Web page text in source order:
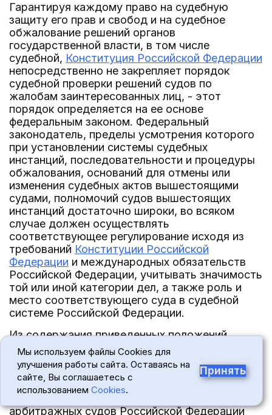
Гарантируя каждому право на судебную
защиту его прав и свобод и на судебное
обжалование решений органов
государственной власти, в том числе
судебной, Конституция Российской Федерации
непосредственно не закрепляет порядок
судебной проверки решений судов по
жалобам заинтересованных лиц, - этот
порядок определяется на ее основе
федеральным законом. Федеральный
законодатель, пределы усмотрения которого
при установлении системы судебных
инстанций, последовательности и процедуры
обжалования, оснований для отмены или
изменения судебных актов вышестоящими
судами, полномочий судов вышестоящих
инстанций достаточно широки, во всяком
случае должен осуществлять
соответствующее регулирование исходя из
требований Конституции Российской
Федерации и международных обязательств
Российской Федерации, учитывать значимость
той или иной категории дел, а также роль и
место соответствующего суда в судебной
системе Российской Федерации.
Из содержания приведенных положений
Конституции Российской Федерации
числе ее статьи 127, и сформулированных в их
развитие правовых позиций Конституционного
Суда Российской Федерации не следует
арбитражных судов Российской Федерации
Мы используем файлы Cookies для
улучшения работы сайта. Оставаясь на
сайте, Вы соглашаетесь с
использованием Cookies.
Принять